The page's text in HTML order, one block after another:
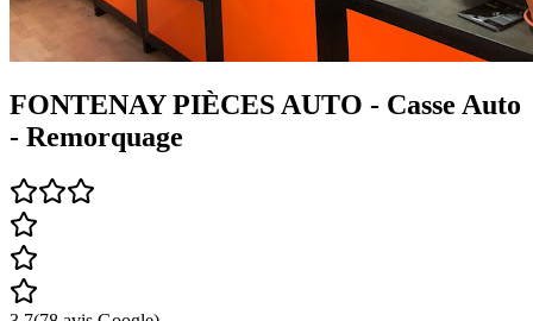
FONTENAY PIÈCES AUTO - Casse Auto
- Remorquage